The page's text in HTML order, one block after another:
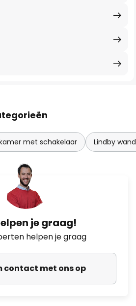
met schakelaar Lindby
je graag!
helpen je graag
contact met ons op